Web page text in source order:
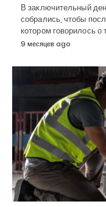
В заключительный
собрались, чтобы
котором говорилось о
9 месяцев ago